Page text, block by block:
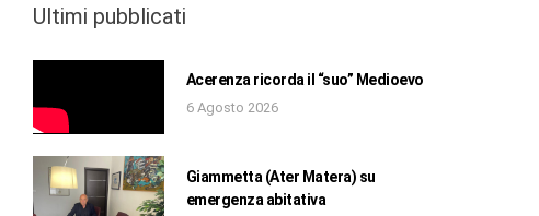
Ultimi pubblicati
Acerenza ricorda il “suo” Medioevo
6 Agosto 2026
Giammetta (Ater Matera) su
emergenza abitativa